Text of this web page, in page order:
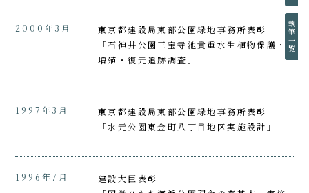
執筆一覧
2000年3月
東京都建設局東部公園緑地事務所表彰
「石神井公園三宝寺池貴重水生植物保護・
増殖・復元追跡調査」
1997年3月
東京都建設局東部公園緑地事務所表彰
「水元公園東金町八丁目地区実施設計」
1996年7月
建設大臣表彰